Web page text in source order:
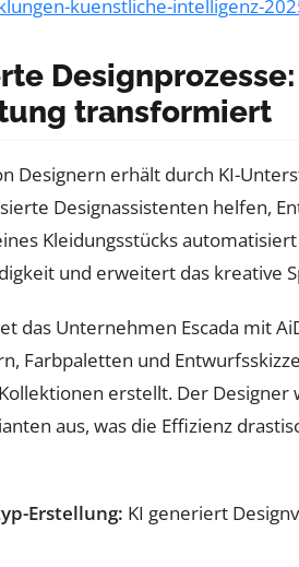
kuenstliche-intelligenz-
transformiert
Designern erhält durch KI-
Designassistenten helfen,
Kleidungsstücks
und erweitert das kreative
das Unternehmen Escada mit
Farbpaletten und
erstellt. Der Designer
aus, was die Effizienz
Erstellung: KI generiert